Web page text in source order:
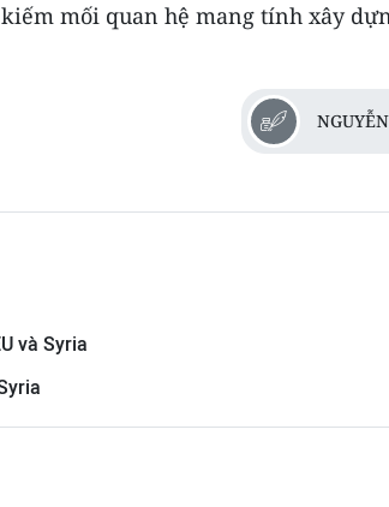
mối quan hệ mang tính xây
và Syria